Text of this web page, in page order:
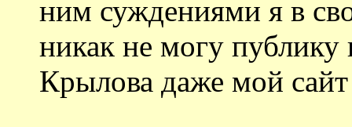
ним суждениями я в
никак не могу
Крылова даже мой